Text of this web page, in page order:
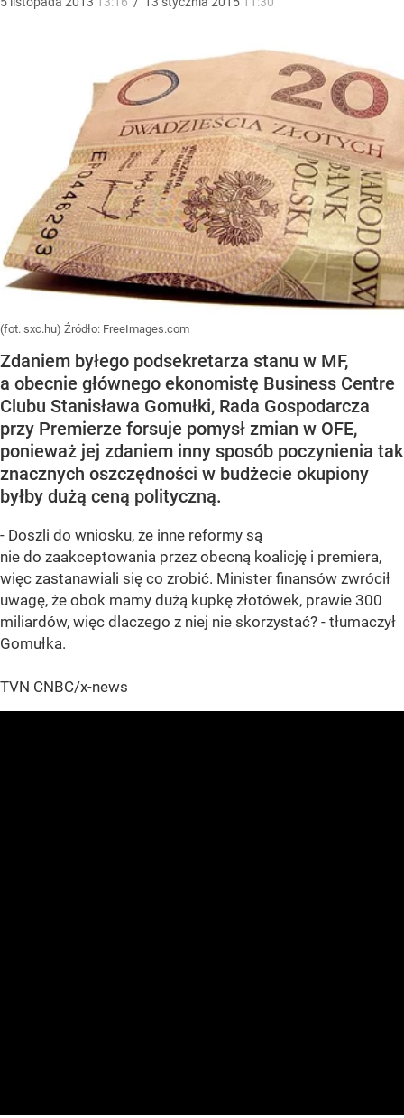
(fot. sxc.hu) Źródło: FreeImages.com
Zdaniem byłego podsekretarza stanu w MF,
a obecnie głównego ekonomistę Business Centre
Clubu Stanisława Gomułki, Rada Gospodarcza
przy Premierze forsuje pomysł zmian w OFE,
ponieważ jej zdaniem inny sposób poczynienia tak
znacznych oszczędności w budżecie okupiony
byłby dużą ceną polityczną.
- Doszli do wniosku, że inne reformy są
nie do zaakceptowania przez obecną koalicję i premiera,
więc zastanawiali się co zrobić. Minister finansów zwrócił
uwagę, że obok mamy dużą kupkę złotówek, prawie 300
miliardów, więc dlaczego z niej nie skorzystać? - tłumaczył
Gomułka.
TVN CNBC/x-news